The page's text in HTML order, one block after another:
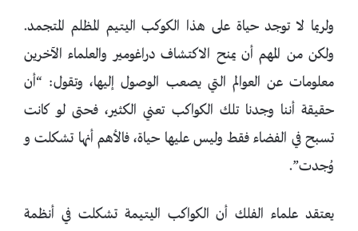
ولربما لا توجد حياة على هذا الكوكب اليتيم المظلم المتجمد.
ولكن من المهم أن يمنح الاكتشاف دراغومير والعلماء الآخرين
معلومات عن العوالم التي يصعب الوصول إليها، وتقول: “أن
حقيقة أننا وجدنا تلك الكواكب تعني الكثير، فحتى لو كانت
تسبح في الفضاء فقط وليس عليها حياة، فالأهم أنها تشكلت و
وُجدت”.
يعتقد علماء الفلك أن الكواكب اليتيمة تشكلت في أنظمة